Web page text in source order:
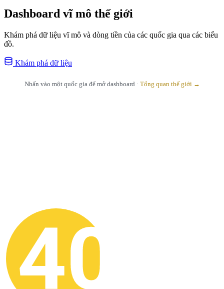
Dashboard vĩ mô thế giới
Khám phá dữ liệu vĩ mô và dòng tiền của các quốc gia qua các biểu
đồ.
Khám phá dữ liệu
Nhấn vào một quốc gia để mở dashboard · Tổng quan thế giới →